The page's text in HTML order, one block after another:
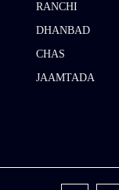
RANCHI
DHANBAD
CHAS
JAAMTADA